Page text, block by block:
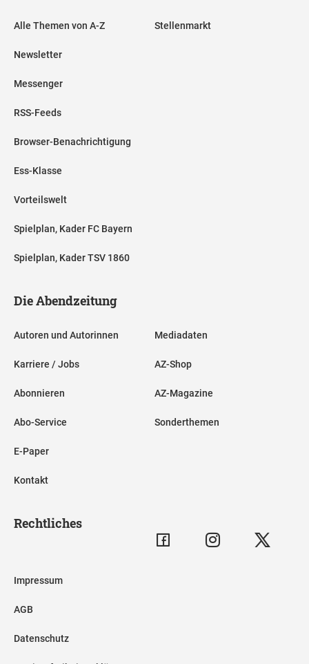
Alle Themen von A-Z
Newsletter
Messenger
RSS-Feeds
Browser-Benachrichtigung
Ess-Klasse
Vorteilswelt
Spielplan, Kader FC Bayern
Spielplan, Kader TSV 1860
Stellenmarkt
Die Abendzeitung
Autoren und Autorinnen
Karriere / Jobs
Abonnieren
Abo-Service
E-Paper
Kontakt
Mediadaten
AZ-Shop
AZ-Magazine
Sonderthemen
Rechtliches
Impressum
AGB
Datenschutz